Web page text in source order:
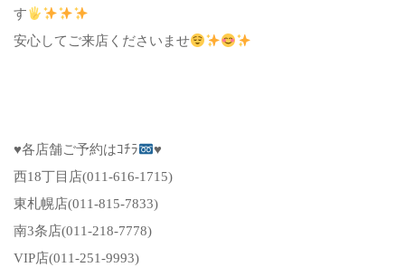
す
安心してご来店くださいませ
♥各店舗ご予約はｺﾁﾗ
♥
西18丁目店(011-616-1715)
東札幌店(011-815-7833)
南3条店(011-218-7778)
VIP店(011-251-9993)